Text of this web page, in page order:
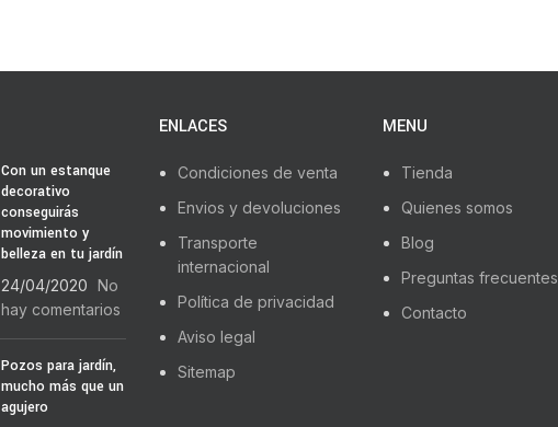
Con un estanque
decorativo
conseguirás
movimiento y
belleza en tu jardín
24/04/2020 No
hay comentarios
Pozos para jardín,
mucho más que un
agujero
ENLACES
Condiciones de venta
Envios y devoluciones
Transporte
internacional
Política de privacidad
Aviso legal
Sitemap
MENU
Tienda
Quienes somos
Blog
Preguntas frecuentes
Contacto